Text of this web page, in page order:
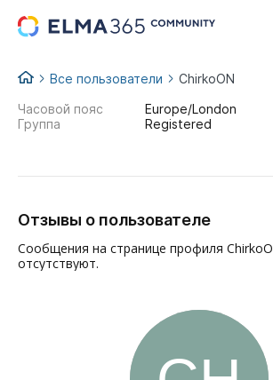
...
Все пользователи ChirkoON
Часовой пояс
Europe/London
Группа
Registered
Отзывы о пользователе
Сообщения на странице профиля
отсутствуют.